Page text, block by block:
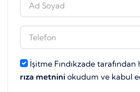
İşitme Fındıkzade tarafından
rıza metnini okudum ve kabul